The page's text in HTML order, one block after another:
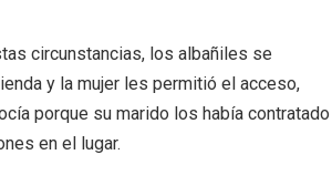
circunstancias, los albañiles se
y la mujer les permitió el acceso,
porque su marido los había contratado
en el lugar.